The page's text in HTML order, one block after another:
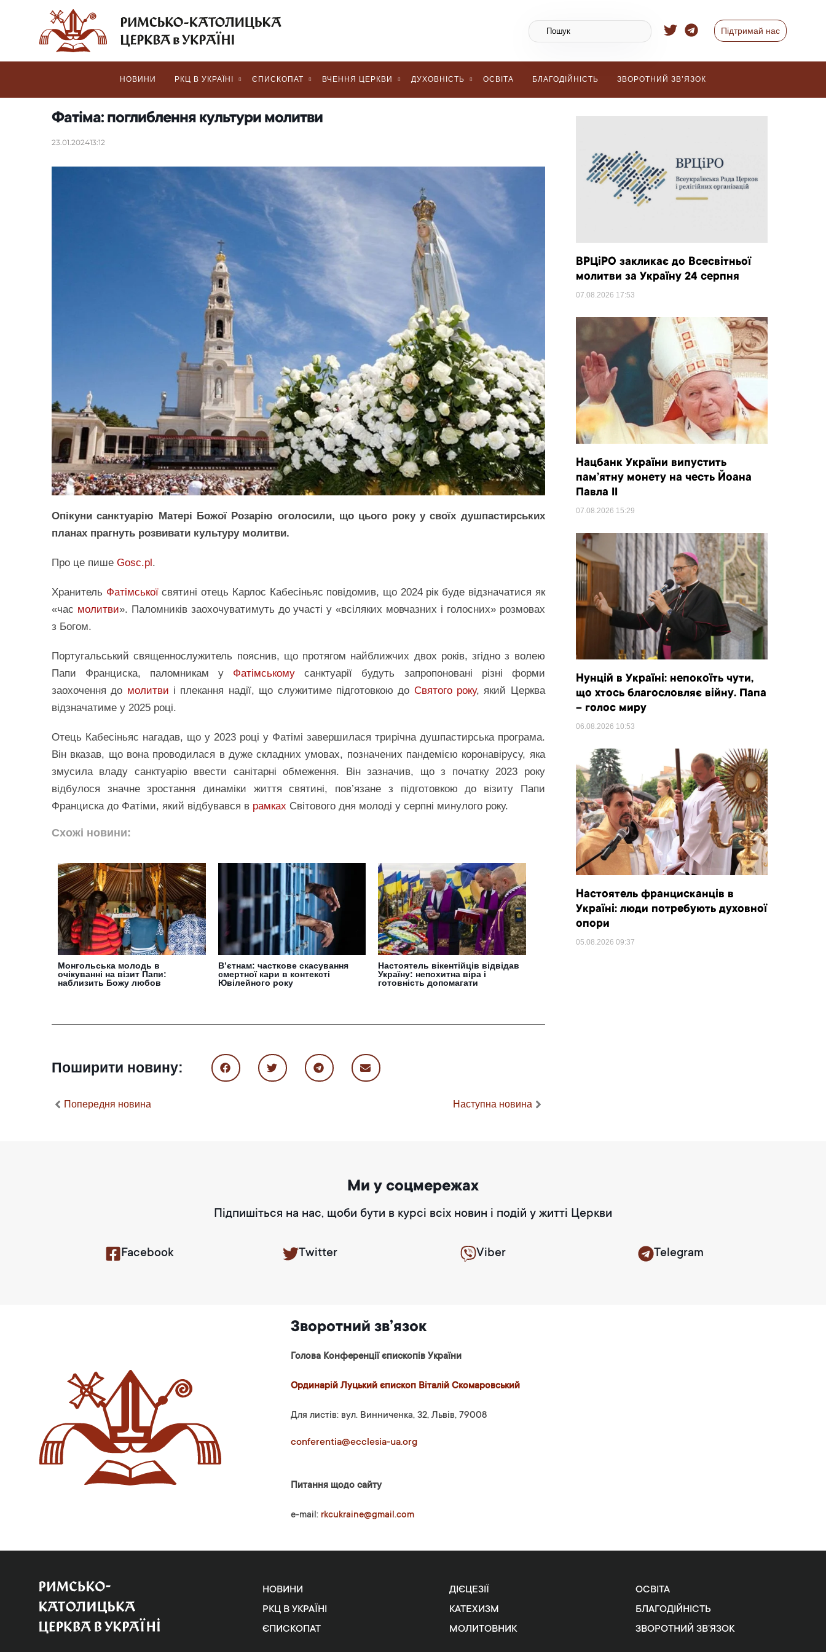
Підтримай нас
НОВИНИ РКЦ В УКРАЇНІ ЄПИСКОПАТ ВЧЕННЯ ЦЕРКВИ ДУХОВНІСТЬ ОСВІТА БЛАГОДІЙНІСТЬ ЗВОРОТНИЙ ЗВ’ЯЗОК
Фатіма: поглиблення культури молитви
23.01.202413:12
Опікуни санктуарію Матері Божої Розарію оголосили, що цього року у своїх душпастирських
планах прагнуть розвивати культуру молитви.
Про це пише Gosc.pl .
Хранитель Фатімськоїсвятині отець Карлос Кабесіньяс повідомив, що 2024 рік буде відзначатися як
«час молитви». Паломників заохочуватимуть до участі у «всіляких мовчазних і голосних» розмовах
з Богом.
Португальський священнослужитель пояснив, що протягом найближчих двох років, згідно з волею
Папи Франциска, паломникам у Фатімському санктуарії будуть запропоновані різні форми
заохочення до молитви і плекання надії, що служитиме підготовкою до Святого року, який Церква
відзначатиме у 2025 році.
Отець Кабесіньяс нагадав, що у 2023 році у Фатімі завершилася трирічна душпастирська програма.
Він вказав, що вона проводилася в дуже складних умовах, позначених пандемією коронавірусу, яка
змусила владу санктуарію ввести санітарні обмеження. Він зазначив, що з початку 2023 року
відбулося значне зростання динаміки життя святині, пов’язане з підготовкою до візиту Папи
Франциска до Фатіми, який відбувався в рамках Світового дня молоді у серпні минулого року.
Схожі новини:
Монгольська молодь в
очікуванні на візит Папи:
наблизить Божу любов
Вʼєтнам: часткове скасування
смертної кари в контексті
Ювілейного року
Настоятель вікентійців відвідав
Україну: непохитна віра і
готовність допомагати
Поширити новину:
Попередня новина Наступна новина
ВРЦіРО закликає до Всесвітньої
молитви за Україну 24 серпня
07.08.2026 17:53
Нацбанк України випустить
пам’ятну монету на честь Йоана
Павла II
07.08.2026 15:29
Нунцій в Україні: непокоїть чути,
що хтось благословляє війну. Папа
– голос миру
06.08.2026 10:53
Настоятель францисканців в
Україні: люди потребують духовної
опори
05.08.2026 09:37
Ми у соцмережах
Підпишіться на нас, щоби бути в курсі всіх новин і подій у житті Церкви
Facebook Twitter Viber Telegram
Зворотний зв’язок
Голова Конференції єпископів України
Ординарій Луцький єпископ Віталій Скомаровський
Для листів: вул. Винниченка, 32, Львів, 79008
conferentia@ecclesia-ua.org
Питання щодо сайту
e-mail: rkcukraine@gmail.com
НОВИНИ
РКЦ В УКРАЇНІ
ЄПИСКОПАТ
ДІЄЦЕЗІЇ
КАТЕХИЗМ
МОЛИТОВНИК
ОСВІТА
БЛАГОДІЙНІСТЬ
ЗВОРОТНИЙ ЗВ’ЯЗОК